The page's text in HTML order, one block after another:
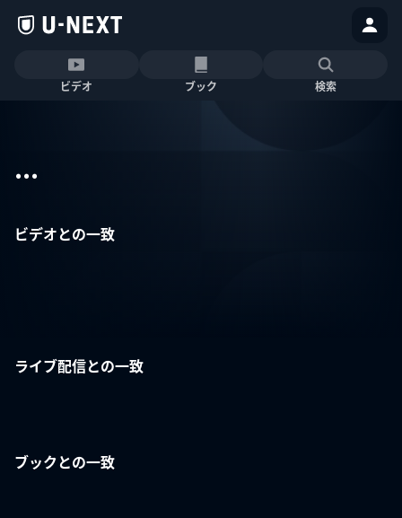
ビデオ ブック 検索
...
ビデオとの一致
ライブ配信との一致
ブックとの一致